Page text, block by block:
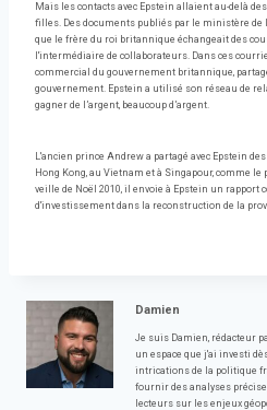
Mais les contacts avec Epstein allaient au-delà
filles. Des documents publiés par le ministère
que le frère du roi britannique échangeait des
l'intermédiaire de collaborateurs. Dans ces
commercial du gouvernement britannique,
gouvernement. Epstein a utilisé son réseau de
gagner de l’argent, beaucoup d’argent.
L'ancien prince Andrew a partagé avec Epstein
Hong Kong, au Vietnam et à Singapour, comme le
veille de Noël 2010, il envoie à Epstein un
d'investissement dans la reconstruction de la
Damien
Je suis Damien, rédacteur
un espace que j'ai investi
intrications de la politique
fournir des analyses
lecteurs sur les enjeux